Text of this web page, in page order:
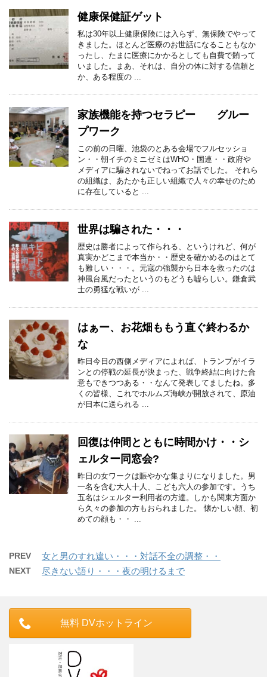
健康保健証ゲット
私は30年以上健康保険には入らず、無保険でやって
きました。ほとんど医療のお世話になることもなか
ったし、たまに医療にかかるとしても自費で賄って
いました。まあ、それは、自分の体に対する信頼と
か、ある程度の ...
家族機能を持つセラピー グルー
プワーク
この前の日曜、池袋のとある会場でフルセッショ
ン・・朝イチのミニゼミはWHO・国連・・政府や
メディアに騙されないでねってお話でした。 それら
の組織は、あたかも正しい組織で人々の幸せのため
に存在していると ...
世界は騙された・・・
歴史は勝者によって作られる、というけれど、何が
真実かどこまで本当か・・歴史を確かめるのはとて
も難しい・・・。元寇の強襲から日本を救ったのは
神風台風だったというのもどうも嘘らしい。鎌倉武
士の勇猛な戦いが ...
はぁー、お花畑ももう直ぐ終わるか
な
昨日今日の西側メディアによれば、トランプがイラ
ンとの停戦の延長が決まった、戦争終結に向けた合
意もできつつある・・なんて発表してましたね。多
くの皆様、これでホルムズ海峡が開放されて、原油
が日本に送られる ...
回復は仲間とともに時間かけ・・シ
ェルター同窓会?
昨日の女ワークは賑やかな集まりになりました。男
一名を含む大人十人、こども六人の参加です。うち
五名はシェルター利用者の方達。しかも関東方面か
ら久々の参加の方もおられました。 懐かしい顔、初
めての顔も・・ ...
PREV 女と男のすれ違い・・・対話不全の調整・・
NEXT 尽きない語り・・・夜の明けるまで
無料 DVホットライン